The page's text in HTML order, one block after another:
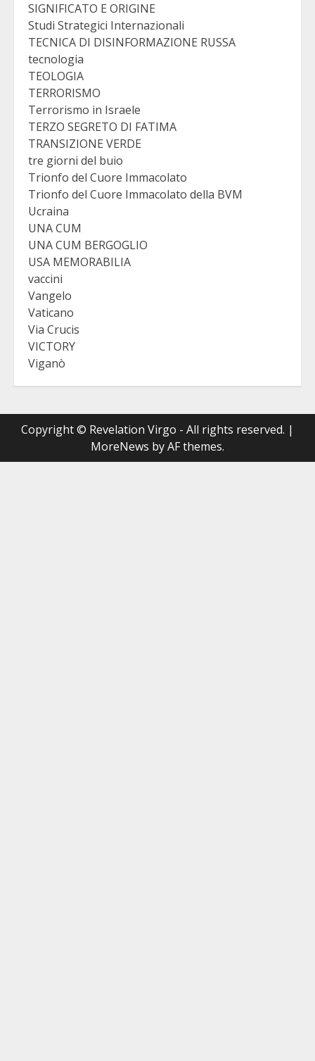
SIGNIFICATO E ORIGINE
Studi Strategici Internazionali
TECNICA DI DISINFORMAZIONE RUSSA
tecnologia
TEOLOGIA
TERRORISMO
Terrorismo in Israele
TERZO SEGRETO DI FATIMA
TRANSIZIONE VERDE
tre giorni del buio
Trionfo del Cuore Immacolato
Trionfo del Cuore Immacolato della BVM
Ucraina
UNA CUM
UNA CUM BERGOGLIO
USA MEMORABILIA
vaccini
Vangelo
Vaticano
Via Crucis
VICTORY
Viganò
Copyright © Revelation Virgo - All rights reserved. |
MoreNews by AF themes.